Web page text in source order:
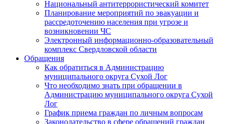
Национальный антитеррористический комитет
Планирование мероприятий по эвакуации и
рассредоточению населения при угрозе и
возникновении ЧС
Электронный информационно-образовательный
комплекс Свердловской области
Обращения
Как обратиться в Администрацию
муниципального округа Сухой Лог
Что необходимо знать при обращении в
Администрацию муниципального округа Сухой
Лог
График приема граждан по личным вопросам
Законодательство в сфере обращений граждан